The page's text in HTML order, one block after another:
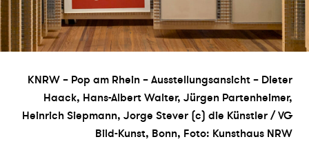
KNRW – Pop am Rhein – Ausstellungsansicht – Dieter
Haack, Hans-Albert Walter, Jürgen Partenheimer,
Heinrich Siepmann, Jorge Stever (c) die Künstler / VG
Bild-Kunst, Bonn, Foto: Kunsthaus NRW